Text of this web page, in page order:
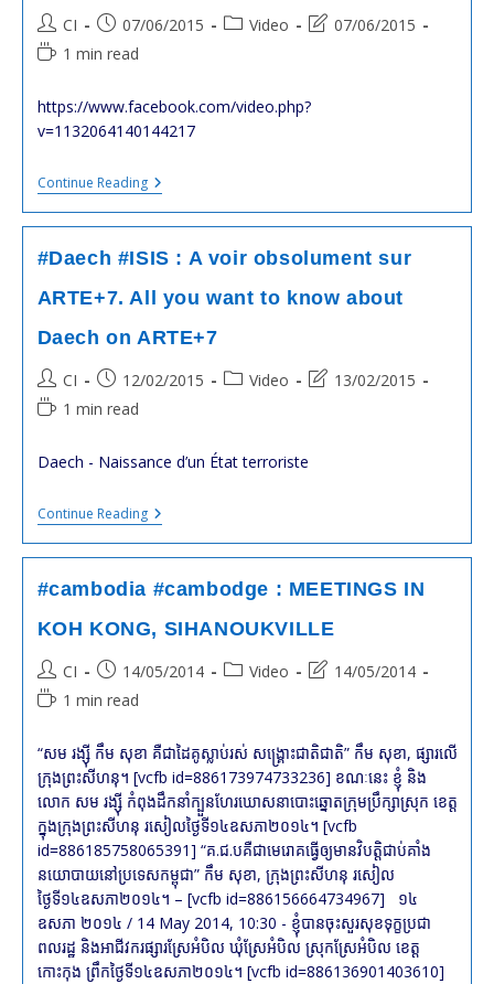
Post
author:
CI
Post
published:
07/06/2015
PostVideo
Post07/06/2015
Reading1 min read
https://www.facebook.com/video.php?
v=1132064140144217
Continue Reading#cambodia
:
KEM
In
Svay
Rieng
#Daech #ISIS : A voir obsolument sur
ARTE+7. All you want to know about
Daech on ARTE+7
Post
author:
CI
Post
published:
12/02/2015
PostVideo
Post13/02/2015
Reading1 min read
Daech - Naissance d’un État terroriste
Continue Reading#Daech
#ISIS
:
Voir
Obsolument
Sur
ARTE+7.
You
About
Daech
On
ARTE+7
#cambodia #cambodge : MEETINGS IN
KOH KONG, SIHANOUKVILLE
Post
author:
CI
Post
published:
14/05/2014
PostVideo
Post14/05/2014
Reading1 min read
“សម រង្ស៊ី កឹម សុខា គឺជាដៃគូស្លាប់រស់ សង្គ្រោះជាតិជាតិ” កឹម សុខា, ផ្សារលើ
ក្រុងព្រះសីហនុ។ [vcfb id=886173974733236] ខណៈនេះ ខ្ញុំ និង
លោក សម រង្ស៊ី កំពុងដឹកនាំក្បួនហែរឃោសនាបោះឆ្នោតក្រុមប្រឹក្សាស្រុក ខេត្ត
ក្នុងក្រុងព្រះសីហនុ រសៀលថ្ងៃទី១៤ឧសភា២០១៤។ [vcfb
id=886185758065391] “គ.ជ.បគឺជាមេរោគធ្វើឲ្យមានវិបត្តិជាប់គាំង
នយោបាយនៅប្រទេសកម្ពុជា” កឹម សុខា, ក្រុងព្រះសីហនុ រសៀល
ថ្ងៃទី១៤ឧសភា២០១៤។ – [vcfb id=886156664734967] ១៤
ឧសភា ២០១៤ / 14 May 2014, 10:30 - ខ្ញុំបានចុះសួរសុខទុក្ខប្រជា
ពលរដ្ឋ និងអាជីវករផ្សារស្រែអំបិល ឃុំស្រែអំបិល ស្រុកស្រែអំបិល ខេត្ត
កោះកុង ព្រឹកថ្ងៃទី១៤ឧសភា២០១៤។ [vcfb id=886136901403610]